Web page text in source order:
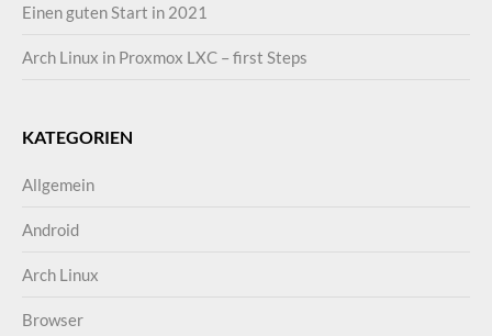
Einen guten Start in 2021
Arch Linux in Proxmox LXC – first Steps
KATEGORIEN
Allgemein
Android
Arch Linux
Browser